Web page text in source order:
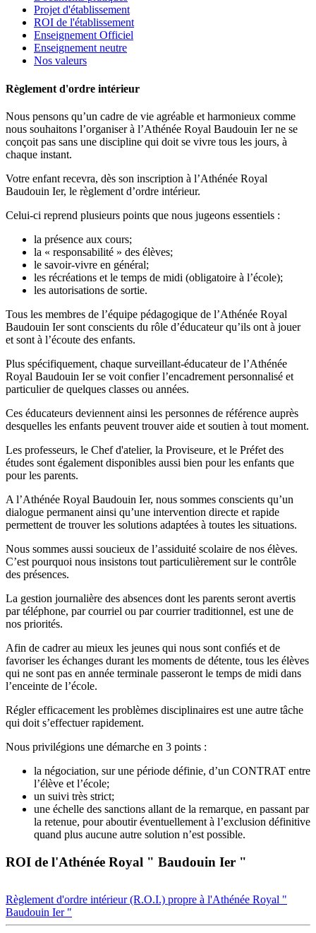
Projet d'établissement
ROI de l'établissement
Enseignement Officiel
Enseignement neutre
Nos valeurs
Règlement d'ordre intérieur
Nous pensons qu’un cadre de vie agréable et harmonieux comme
nous souhaitons l’organiser à l’Athénée Royal Baudouin Ier ne se
conçoit pas sans une discipline qui doit se vivre tous les jours, à
chaque instant.
Votre enfant recevra, dès son inscription à l’Athénée Royal
Baudouin Ier, le règlement d’ordre intérieur.
Celui-ci reprend plusieurs points que nous jugeons essentiels :
la présence aux cours;
la « responsabilité » des élèves;
le savoir-vivre en général;
les récréations et le temps de midi (obligatoire à l’école);
les autorisations de sortie.
Tous les membres de l’équipe pédagogique de l’Athénée Royal
Baudouin Ier sont conscients du rôle d’éducateur qu’ils ont à jouer
et sont à l’écoute des enfants.
Plus spécifiquement, chaque surveillant-éducateur de l’Athénée
Royal Baudouin Ier se voit confier l’encadrement personnalisé et
particulier de quelques classes ou années.
Ces éducateurs deviennent ainsi les personnes de référence auprès
desquelles les enfants peuvent trouver aide et soutien à tout moment.
Les professeurs, le Chef d'atelier, la Proviseure, et le Préfet des
études sont également disponibles aussi bien pour les enfants que
pour les parents.
A l’Athénée Royal Baudouin Ier, nous sommes conscients qu’un
dialogue permanent ainsi qu’une intervention directe et rapide
permettent de trouver les solutions adaptées à toutes les situations.
Nous sommes aussi soucieux de l’assiduité scolaire de nos élèves.
C’est pourquoi nous insistons tout particulièrement sur le contrôle
des présences.
La gestion journalière des absences dont les parents seront avertis
par téléphone, par courriel ou par courrier traditionnel, est une de
nos priorités.
Afin de cadrer au mieux les jeunes qui nous sont confiés et de
favoriser les échanges durant les moments de détente, tous les élèves
qui ne sont pas en année terminale passeront le temps de midi dans
l’enceinte de l’école.
Régler efficacement les problèmes disciplinaires est une autre tâche
qui doit s’effectuer rapidement.
Nous privilégions une démarche en 3 points :
la négociation, sur une période définie, d’un CONTRAT entre
l’élève et l’école;
un suivi très strict;
une échelle des sanctions allant de la remarque, en passant par
la retenue, pour aboutir éventuellement à l’exclusion définitive
quand plus aucune autre solution n’est possible.
ROI de l'Athénée Royal " Baudouin Ier "
Règlement d'ordre intérieur (R.O.I.) propre à l'Athénée Royal "
Baudouin Ier "